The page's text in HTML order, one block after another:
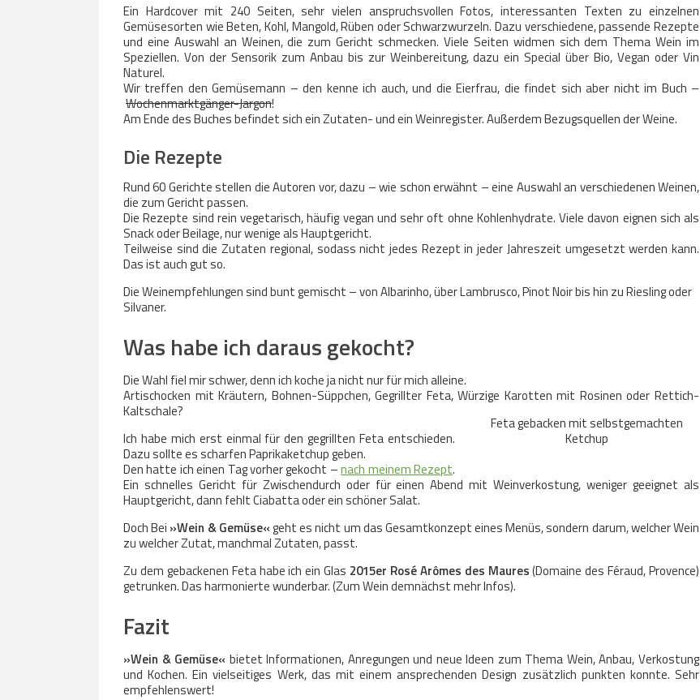
Ein Hardcover mit 240 Seiten, sehr vielen anspruchsvollen Fotos, interessanten Texten zu einzelnen
Gemüsesorten wie Beten, Kohl, Mangold, Rüben oder Schwarzwurzeln. Dazu verschiedene, passende Rezepte
und eine Auswahl an Weinen, die zum Gericht schmecken. Viele Seiten widmen sich dem Thema Wein im
Speziellen. Von der Sensorik zum Anbau bis zur Weinbereitung, dazu ein Special über Bio, Vegan oder Vin
Naturel.
Wir treffen den Gemüsemann – den kenne ich auch, und die Eierfrau, die findet sich aber nicht im Buch –
Wochenmarktgänger-Jargon!
Am Ende des Buches befindet sich ein Zutaten- und ein Weinregister. Außerdem Bezugsquellen der Weine.
Die Rezepte
Rund 60 Gerichte stellen die Autoren vor, dazu – wie schon erwähnt – eine Auswahl an verschiedenen Weinen,
die zum Gericht passen.
Die Rezepte sind rein vegetarisch, häufig vegan und sehr oft ohne Kohlenhydrate. Viele davon eignen sich als
Snack oder Beilage, nur wenige als Hauptgericht.
Teilweise sind die Zutaten regional, sodass nicht jedes Rezept in jeder Jahreszeit umgesetzt werden kann.
Das ist auch gut so.
Die Weinempfehlungen sind bunt gemischt – von Albarinho, über Lambrusco, Pinot Noir bis hin zu Riesling oder
Silvaner.
Was habe ich daraus gekocht?
Die Wahl fiel mir schwer, denn ich koche ja nicht nur für mich alleine.
Artischocken mit Kräutern, Bohnen-Süppchen, Gegrillter Feta, Würzige Karotten mit Rosinen oder Rettich-
Kaltschale?
Feta gebacken mit selbstgemachten
Ketchup
Ich habe mich erst einmal für den gegrillten Feta entschieden.
Dazu sollte es scharfen Paprikaketchup geben.
Den hatte ich einen Tag vorher gekocht –nach meinem Rezept.
Ein schnelles Gericht für Zwischendurch oder für einen Abend mit Weinverkostung, weniger geeignet als
Hauptgericht, dann fehlt Ciabatta oder ein schöner Salat.
Doch Bei »Wein & Gemüse«geht es nicht um das Gesamtkonzept eines Menüs, sondern darum, welcher Wein
zu welcher Zutat, manchmal Zutaten, passt.
Zu dem gebackenen Feta habe ich ein Glas 2015er Rosé Arômes des Maures(Domaine des Féraud, Provence)
getrunken. Das harmonierte wunderbar. (Zum Wein demnächst mehr Infos).
Fazit
»Wein & Gemüse« bietet Informationen, Anregungen und neue Ideen zum Thema Wein, Anbau, Verkostung
und Kochen. Ein vielseitiges Werk, das mit einem ansprechenden Design zusätzlich punkten konnte. Sehr
empfehlenswert!